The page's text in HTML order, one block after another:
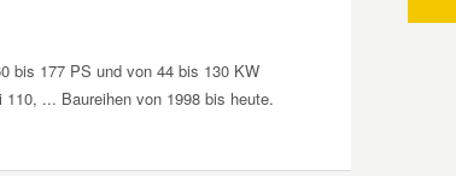
bis 177 PS und von 44 bis 130 KW
... Baureihen von 1998 bis heute.